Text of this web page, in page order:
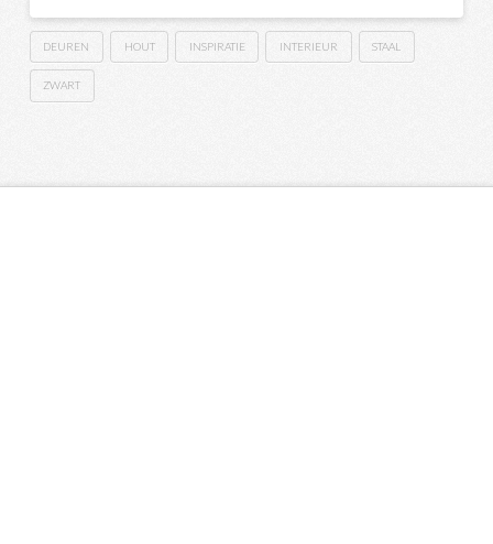
DEUREN HOUT INSPIRATIE INTERIEUR STAAL
ZWART